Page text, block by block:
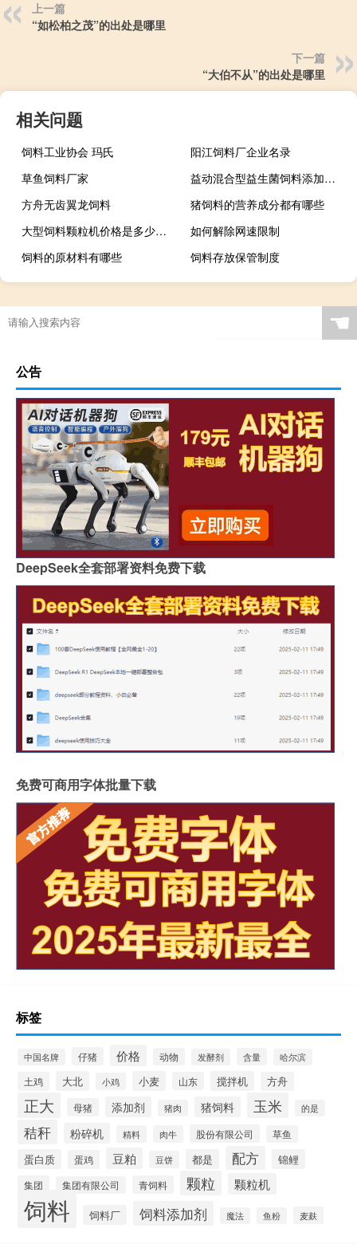
上一篇
“如松柏之茂”的出处是哪里
下一篇
“大伯不从”的出处是哪里
相关问题
饲料工业协会 玛氏
阳江饲料厂企业名录
草鱼饲料厂家
益动混合型益生菌饲料添加剂是治什么的
方舟无齿翼龙饲料
猪饲料的营养成分都有哪些
大型饲料颗粒机价格是多少日产50吨柠条
如何解除网速限制
饲料的原材料有哪些
饲料存放保管制度
☚
公告
DeepSeek全套部署资料免费下载
免费可商用字体批量下载
标签
中国名牌 仔猪 价格 动物 发酵剂 含量 哈尔滨
土鸡 大北 小鸡 小麦 山东 搅拌机 方舟
正大 母猪 添加剂 猪肉 猪饲料 玉米 的是
秸秆 粉碎机 精料 肉牛 股份有限公司 草鱼
蛋白质 蛋鸡 豆粕 豆饼 都是 配方 锦鲤
集团 集团有限公司 青饲料 颗粒 颗粒机
饲料 饲料厂 饲料添加剂 魔法 鱼粉 麦麸